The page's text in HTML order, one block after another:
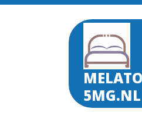
Skip
5MG.NL